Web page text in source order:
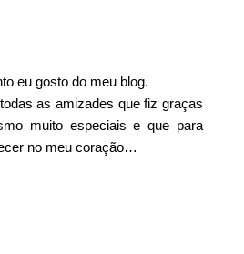
eu gosto do meu blog.
as amizades que fiz graças
muito especiais e que para
no meu coração…